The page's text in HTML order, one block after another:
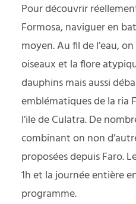
Pour découvrir
Formosa, naviguer en
moyen. Au fil de l’eau,
oiseaux et la flore
dauphins mais aussi
emblématiques de la ria
l’ile de Culatra. De
combinant on non
proposées depuis Faro.
1h et la journée entière
programme.